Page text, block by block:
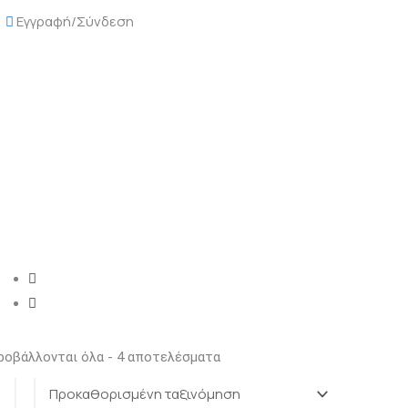
Εγγραφή/Σύνδεση
όλα - 4 αποτελέσματα